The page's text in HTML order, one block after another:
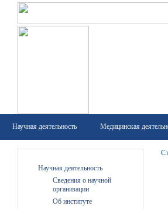
Научная деятельность Медицинская
Научная деятельность
Сведения о научной
организации
Об институте